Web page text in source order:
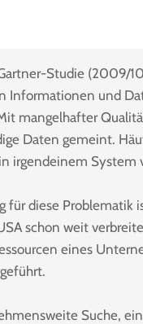
Studie (2009/
Informationen und
mangelhafter
Daten gemeint.
irgendeinem
für diese Problematik
schon weit
eines
Suche,